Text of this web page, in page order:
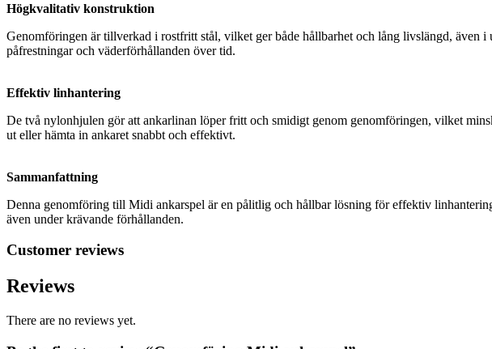
Högkvalitativ konstruktion
Genomföringen är tillverkad i rostfritt stål, vilket ger både hållbarhet och lång livslängd, även
påfrestningar och väderförhållanden över tid.
Effektiv linhantering
De två nylonhjulen gör att ankarlinan löper fritt och smidigt genom genomföringen, vilket
ut eller hämta in ankaret snabbt och effektivt.
Sammanfattning
Denna genomföring till Midi ankarspel är en pålitlig och hållbar lösning för effektiv
även under krävande förhållanden.
Customer reviews
Reviews
There are no reviews yet.